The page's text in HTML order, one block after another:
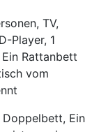
TV,
Player, 1
Rattanbett
vom
Ein